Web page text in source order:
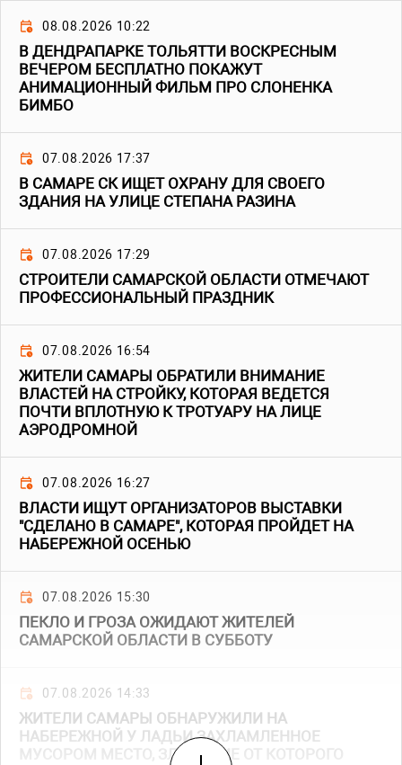
08.08.2026 10:22
В ДЕНДРАПАРКЕ ТОЛЬЯТТИ ВОСКРЕСНЫМ
ВЕЧЕРОМ БЕСПЛАТНО ПОКАЖУТ
АНИМАЦИОННЫЙ ФИЛЬМ ПРО СЛОНЕНКА
БИМБО
07.08.2026 17:37
В САМАРЕ СК ИЩЕТ ОХРАНУ ДЛЯ СВОЕГО
ЗДАНИЯ НА УЛИЦЕ СТЕПАНА РАЗИНА
07.08.2026 17:29
СТРОИТЕЛИ САМАРСКОЙ ОБЛАСТИ ОТМЕЧАЮТ
ПРОФЕССИОНАЛЬНЫЙ ПРАЗДНИК
07.08.2026 16:54
ЖИТЕЛИ САМАРЫ ОБРАТИЛИ ВНИМАНИЕ
ВЛАСТЕЙ НА СТРОЙКУ, КОТОРАЯ ВЕДЕТСЯ
ПОЧТИ ВПЛОТНУЮ К ТРОТУАРУ НА ЛИЦЕ
АЭРОДРОМНОЙ
07.08.2026 16:27
ВЛАСТИ ИЩУТ ОРГАНИЗАТОРОВ ВЫСТАВКИ
"СДЕЛАНО В САМАРЕ", КОТОРАЯ ПРОЙДЕТ НА
НАБЕРЕЖНОЙ ОСЕНЬЮ
07.08.2026 15:30
ПЕКЛО И ГРОЗА ОЖИДАЮТ ЖИТЕЛЕЙ
САМАРСКОЙ ОБЛАСТИ В СУББОТУ
07.08.2026 14:33
ЖИТЕЛИ САМАРЫ ОБНАРУЖИЛИ НА
НАБЕРЕЖНОЙ У ЛАДЬИ ЗАХЛАМЛЕННОЕ
МУСОРОМ МЕСТО, ЗЛОВОНИЕ ОТ КОТОРОГО